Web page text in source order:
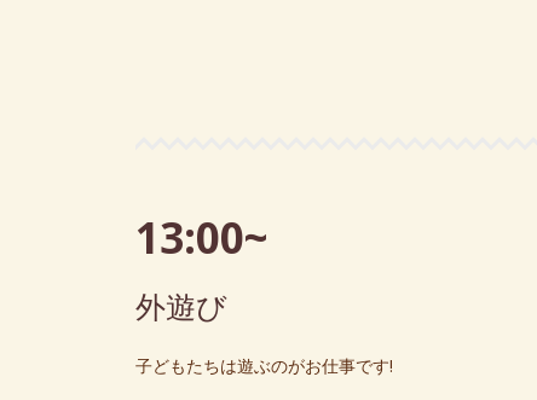
13:00~
外遊び
子どもたちは遊ぶのがお仕事です!